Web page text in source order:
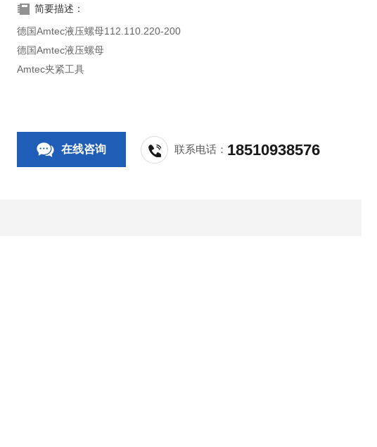
简要描述：
德国Amtec液压螺母112.110.220-200
德国Amtec液压螺母
Amtec夹紧工具
在线咨询 联系电话： 18510938576